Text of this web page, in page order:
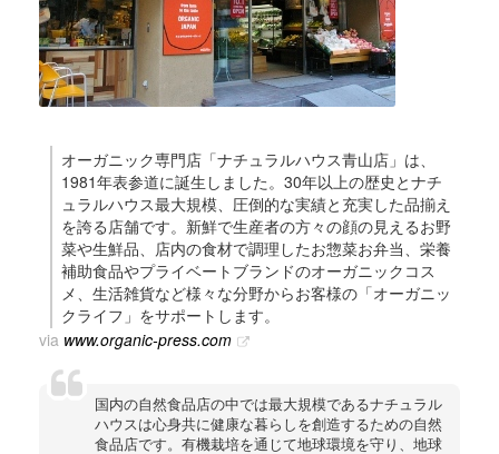
オーガニック専門店「ナチュラルハウス青山店」は、
1981年表参道に誕生しました。30年以上の歴史とナチ
ュラルハウス最大規模、圧倒的な実績と充実した品揃え
を誇る店舗です。新鮮で生産者の方々の顔の見えるお野
菜や生鮮品、店内の食材で調理したお惣菜お弁当、栄養
補助食品やプライベートブランドのオーガニックコス
メ、生活雑貨など様々な分野からお客様の「オーガニッ
クライフ」をサポートします。
via www.organic-press.com
国内の自然食品店の中では最大規模であるナチュラル
ハウスは心身共に健康な暮らしを創造するための自然
食品店です。有機栽培を通じて地球環境を守り、地球